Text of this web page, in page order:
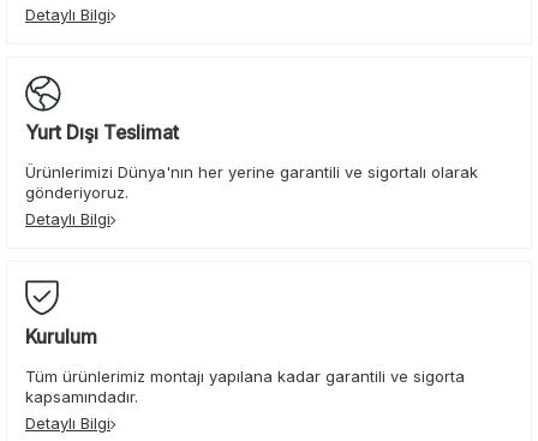
Detaylı Bilgi
Yurt Dışı Teslimat
Ürünlerimizi Dünya'nın her yerine garantili ve sigortalı olarak
gönderiyoruz.
Detaylı Bilgi
Kurulum
Tüm ürünlerimiz montajı yapılana kadar garantili ve sigorta
kapsamındadır.
Detaylı Bilgi